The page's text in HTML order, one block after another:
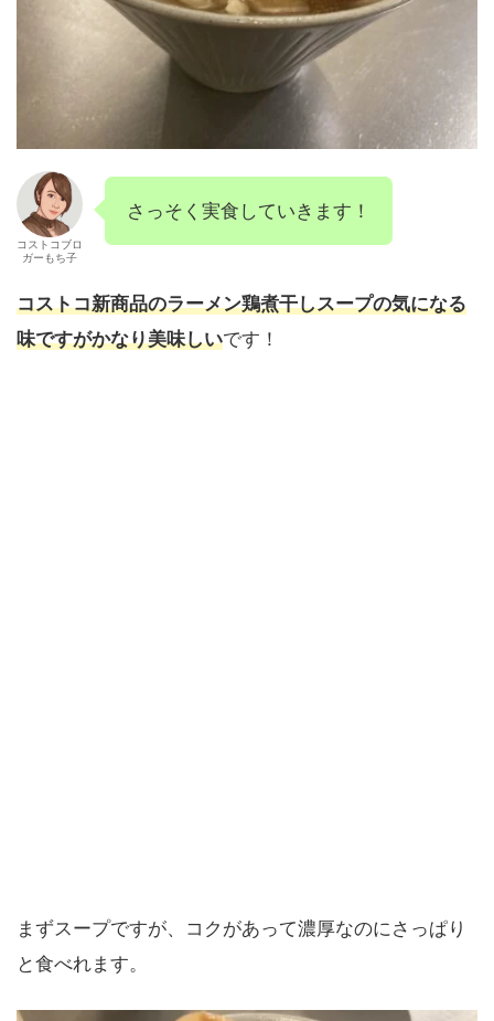
コストコブロ
ガーもち子
さっそく実食していきます！
コストコ新商品のラーメン鶏煮干しスープの気になる
味ですがかなり美味しいです！
まずスープですが、コクがあって濃厚なのにさっぱり
と食べれます。